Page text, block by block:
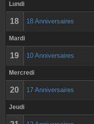
Lundi
18 18 Anniversaires
Mardi
19 10 Anniversaires
Mercredi
20 17 Anniversaires
Jeudi